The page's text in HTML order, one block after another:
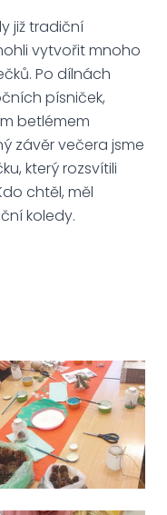
již tradiční
vytvořit mnoho
Po dílnách
písniček,
betlémem
závěr večera jsme
který rozsvítili
chtěl, měl
koledy.